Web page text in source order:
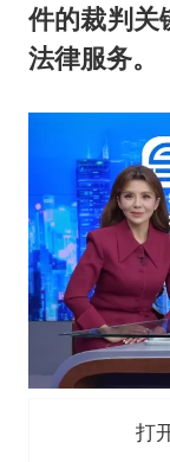
件的裁判关
法律服务。
打